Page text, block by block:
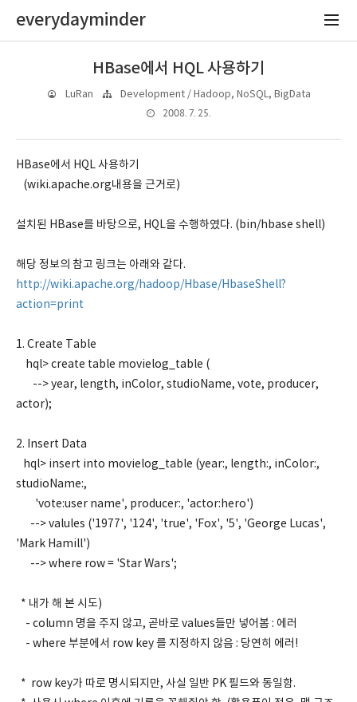
everydayminder
HBase에서 HQL 사용하기
LuRan Development / Hadoop, NoSQL, BigData
2008. 7. 25.
HBase에서 HQL 사용하기
(wiki.apache.org내용을 근거로)
설치된 HBase를 바탕으로, HQL을 수행하였다. (bin/hbase shell)
해당 정보의 참고 링크는 아래와 같다.
http://wiki.apache.org/hadoop/Hbase/HbaseShell?
action=print
1. Create Table
hql> create table movielog_table (
--> year, length, inColor, studioName, vote, producer,
actor);
2. Insert Data
hql> insert into movielog_table (year:, length:, inColor:,
studioName:,
'vote:user name', producer:, 'actor:hero')
--> valules ('1977', '124', 'true', 'Fox', '5', 'George Lucas',
'Mark Hamill')
--> where row = 'Star Wars';
* 내가 해 본 시도)
- column 명을 주지 않고, 곧바로 values들만 넣어봄 : 에러
- where 부분에서 row key 를 지정하지 않음 : 당연히 에러!
* row key가 따로 명시되지만, 사실 일반 PK 필드와 동일함.